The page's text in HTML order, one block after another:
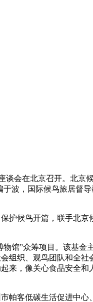
会在北京召开。北
波，国际候鸟旅居督
候鸟开篇，联手北京
馆”众筹项目。该基
织、观鸟团队和全
来，像关心食品安全
客低碳生活促进中